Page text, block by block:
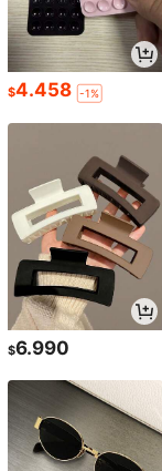
$4.458 -1%
$6.990